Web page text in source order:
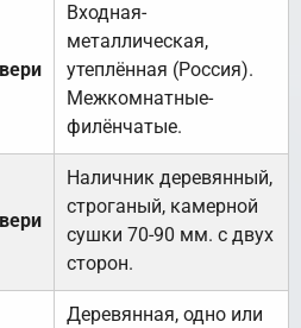
Входная-
металлическая,
утеплённая (Россия).
Межкомнатные-
филёнчатые.
Наличник деревянный,
строганый, камерной
сушки 70-90 мм. с двух
сторон.
Деревянная, одно или